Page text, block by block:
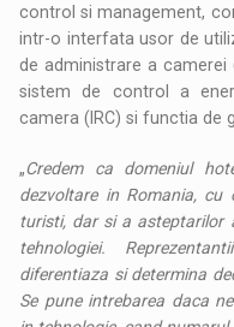
control si management,
intr-o interfata usor de
de administrare a
sistem de control a
camera (IRC) si functia de
„Credem ca domeniul
dezvoltare in Romania,
turisti, dar si a asteptarilor
tehnologiei.
diferentiaza si determina
Se pune intrebarea daca